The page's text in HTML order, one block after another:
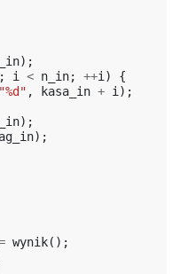
);
; i < n_in; ++i )
{
"%d" , kasa_in + i );
);
);
wynik();